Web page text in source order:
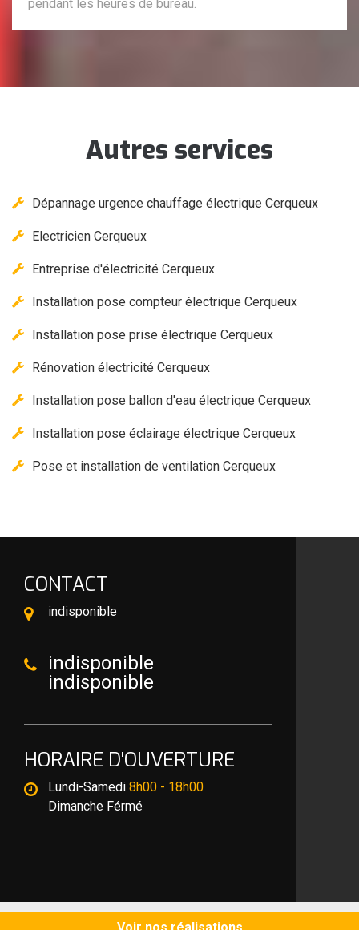
pendant les heures de bureau.
Autres services
Dépannage urgence chauffage électrique Cerqueux
Electricien Cerqueux
Entreprise d'électricité Cerqueux
Installation pose compteur électrique Cerqueux
Installation pose prise électrique Cerqueux
Rénovation électricité Cerqueux
Installation pose ballon d'eau électrique Cerqueux
Installation pose éclairage électrique Cerqueux
Pose et installation de ventilation Cerqueux
CONTACT
indisponible
indisponible
indisponible
HORAIRE D'OUVERTURE
Lundi-Samedi 8h00 - 18h00
Dimanche Férmé
©2020 Tout droit réservé -Mentions légales